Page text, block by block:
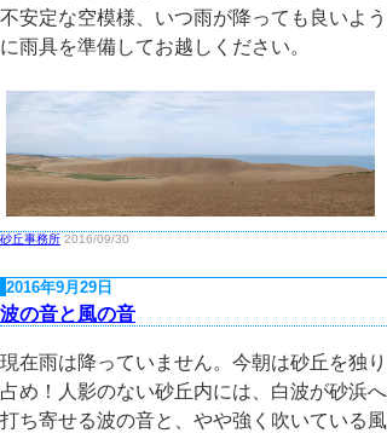
不安定な空模様、いつ雨が降っても良いよう
に雨具を準備してお越しください。
砂丘事務所 2016/09/30
2016年9月29日
波の音と風の音
現在雨は降っていません。今朝は砂丘を独り
占め！人影のない砂丘内には、白波が砂浜へ
打ち寄せる波の音と、やや強く吹いている風